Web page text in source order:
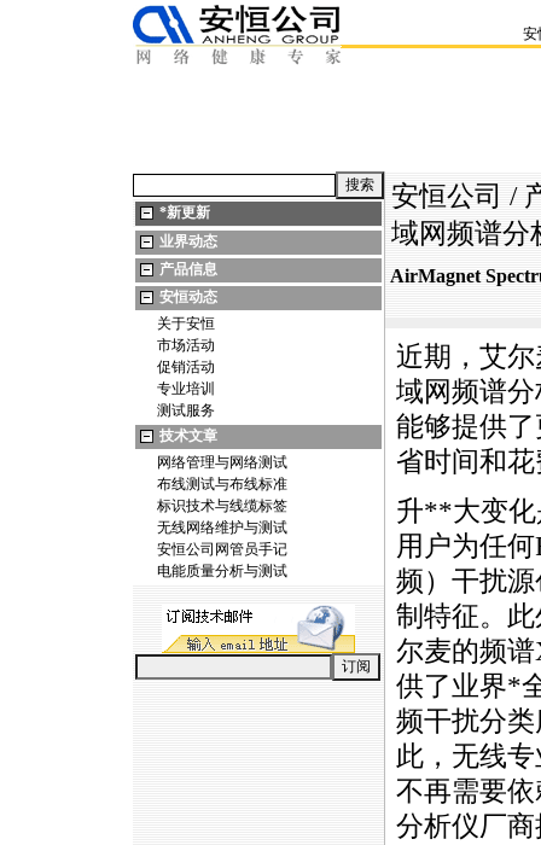
安
*新更新
业界动态
产品信息
安恒动态
关于安恒
市场活动
促销活动
专业培训
测试服务
技术文章
网络管理与网络测试
布线测试与布线标准
标识技术与线缆标签
无线网络维护与测试
安恒公司网管员手记
电能质量分析与测试
安恒公司 /
域网频谱分
AirMagnet
近期，艾尔
域网频谱
能够提供
省时间和
升**大变
用户为任
频）干扰
制特征。
尔麦的频
供了业界*
频干扰分
此，无线
不再需要
分析仪厂